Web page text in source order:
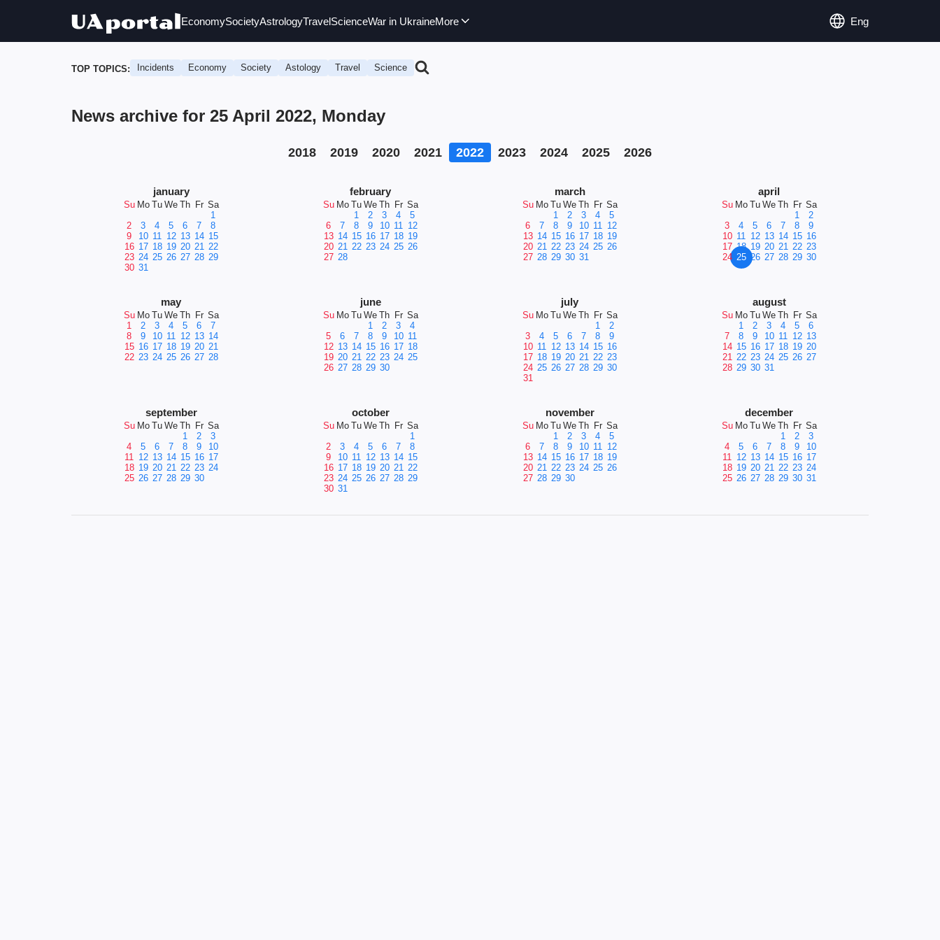
EconomySocietyAstrologyTravelScienceWar in UkraineMore Eng
TOP TOPICS: Incidents Economy Society Astology Travel Science
News archive for 25 April 2022, Monday
2018 2019 2020 2021 2022 2023 2024 2025 2026
january
Su Mo Tu We Th Fr Sa
1
2
3 4 5 6 7
8
9
10 11 12 13 14 15
16 17 18 19 20 21 22
23 24 25 26 27 28 29
30 31
february
Su Mo Tu We Th Fr Sa
1
2 3 4
5
6
7 8 9 10 11 12
13 14 15 16 17 18 19
20 21 22 23 24 25 26
27 28
march
Su Mo Tu We Th Fr Sa
1
2 3 4
5
6
7 8 9 10 11 12
13 14 15 16 17 18 19
20 21 22 23 24 25 26
27 28 29 30 31
april
Su Mo Tu We Th Fr Sa
1
2
3
4 5 6 7 8
9
10 11 12 13 14 15 16
17 18 19 20 21 22 23
24 25 26 27 28 29 30
may
Su Mo Tu We Th Fr Sa
1
2 3 4 5 6
7
8
9 10 11 12 13 14
15 16 17 18 19 20 21
22 23 24 25 26 27 28
june
Su Mo Tu We Th Fr Sa
1
2 3
4
5
6 7 8 9 10 11
12 13 14 15 16 17 18
19 20 21 22 23 24 25
26 27 28 29 30
july
Su Mo Tu We Th Fr Sa
1
2
3
4 5 6 7 8
9
10 11 12 13 14 15 16
17 18 19 20 21 22 23
24 25 26 27 28 29 30
31
august
Su Mo Tu We Th Fr Sa
1
2 3 4 5
6
7
8 9 10 11 12 13
14 15 16 17 18 19 20
21 22 23 24 25 26 27
28 29 30 31
september
Su Mo Tu We Th Fr Sa
1
2
3
4
5 6 7 8 9
10
11 12 13 14 15 16 17
18 19 20 21 22 23 24
25 26 27 28 29 30
october
Su Mo Tu We Th Fr Sa
1
2
3 4 5 6 7
8
9
10 11 12 13 14 15
16 17 18 19 20 21 22
23 24 25 26 27 28 29
30 31
november
Su Mo Tu We Th Fr Sa
1
2 3 4
5
6
7 8 9 10 11 12
13 14 15 16 17 18 19
20 21 22 23 24 25 26
27 28 29 30
december
Su Mo Tu We Th Fr Sa
1
2
3
4
5 6 7 8 9
10
11 12 13 14 15 16 17
18 19 20 21 22 23 24
25 26 27 28 29 30 31